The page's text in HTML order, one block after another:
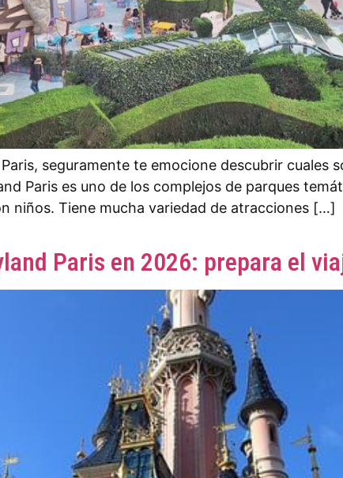
seguramente te emocione descubrir cuales
Paris es uno de los complejos de parques
niños. Tiene mucha variedad de atracciones […]
Paris en 2026: prepara el